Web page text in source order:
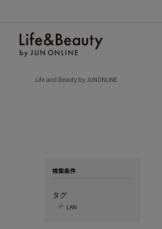
Life and Beauty by JUNONLINE
検索条件
タグ
LAN